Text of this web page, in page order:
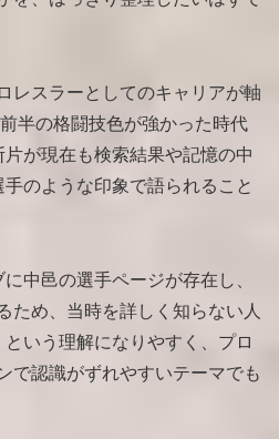
レスラーとしてのキャリアが軸
半の格闘技色が強かった時代
が現在も検索結果や記憶の中
のような印象で語られること
中邑の選手ページが存在し、
ため、当時を詳しく知らない人
いう理解になりやすく、プロ
で認識がずれやすいテーマでも